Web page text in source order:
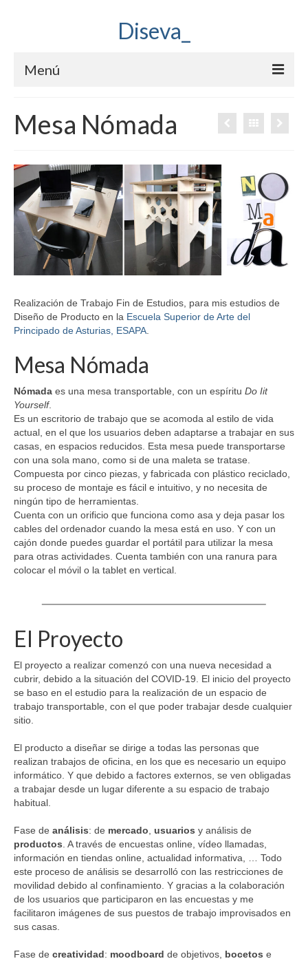
Diseva_
Menú
Proyectos
Blog
Contando Fotogramas
Mesa Nómada
Realización de Trabajo Fin de Estudios, para mis estudios de
Diseño de Producto en la Escuela Superior de Arte del
Principado de Asturias, ESAPA
Mesa Nómada
Nómada es una mesa transportable, con un espíritu Do Iit
Yourself.
Es un escritorio de trabajo que se acomoda al estilo de vida
actual, en el que los usuarios deben adaptarse a trabajar en sus
casas, en espacios reducidos. Esta mesa puede transportarse
con una sola mano, como si de una maleta se tratase.
Compuesta por cinco piezas, y fabricada con plástico reciclado,
su proceso de montaje es fácil e intuitivo, y no necesita de
ningún tipo de herramientas.
Cuenta con un orificio que funciona como asa y deja pasar los
cables del ordenador cuando la mesa está en uso. Y con un
cajón donde puedes guardar el portátil para utilizar la mesa
para otras actividades. Cuenta también con una ranura para
colocar el móvil o la tablet en vertical.
El Proyecto
El proyecto a realizar comenzó con una nueva necesidad a
cubrir, debido a la situación del COVID-19. El inicio del proyecto
se baso en el estudio para la realización de un espacio de
trabajo transportable, con el que poder trabajar desde cualquier
sitio.
El producto a diseñar se dirige a todas las personas que
realizan trabajos de oficina, en los que es necesario un equipo
informático. Y que debido a factores externos, se ven obligadas
a trabajar desde un lugar diferente a su espacio de trabajo
habitual.
Fase de análisis: de mercado, usuarios y análisis de
productos. A través de encuestas online, vídeo llamadas,
información en tiendas online, actualidad informativa, … Todo
este proceso de análisis se desarrolló con las restricciones de
movilidad debido al confinamiento. Y gracias a la colaboración
de los usuarios que participaron en las encuestas y me
facilitaron imágenes de sus puestos de trabajo improvisados en
sus casas.
Fase de creatividad: moodboard de objetivos, bocetos e